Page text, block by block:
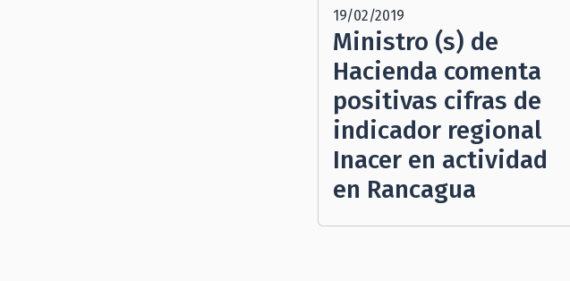
19/02/2019
Ministro (s) de
Hacienda comenta
positivas cifras de
indicador regional
Inacer en actividad
en Rancagua